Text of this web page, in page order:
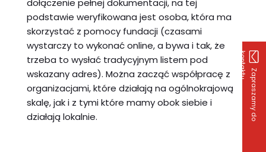
Z
a
p
r
a
s
z
a
m
y
d
o
k
o
n
t
a
k
t
u
dołączenie pełnej dokumentacji, na tej
podstawie weryfikowana jest osoba, która ma
skorzystać z pomocy fundacji (czasami
wystarczy to wykonać online, a bywa i tak, że
trzeba to wysłać tradycyjnym listem pod
wskazany adres). Można zacząć współpracę z
organizacjami, które działają na ogólnokrajową
skalę, jak i z tymi które mamy obok siebie i
działają lokalnie.